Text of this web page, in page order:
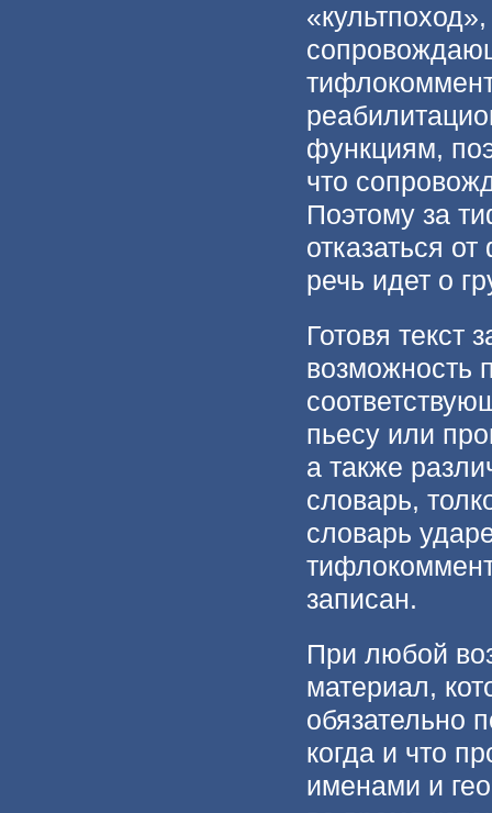
функциям,
что
Поэтому за
отказаться
речь идет о
Готовя текст
возможность
пьесу или
а также
словарь,
словарь
записан.
При любой
материал,
обязательно
когда и что
именами и